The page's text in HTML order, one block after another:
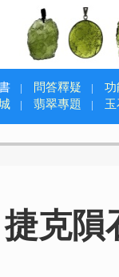
| 問答釋疑 |
功
| 翡翠專題 |
捷克隕